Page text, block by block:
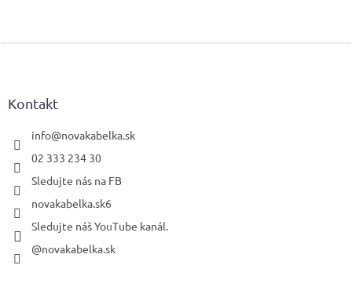
Kontakt
info@novakabelka.sk
02 333 234 30
Sledujte nás na FB
novakabelka.sk6
Sledujte náš YouTube kanál.
@novakabelka.sk